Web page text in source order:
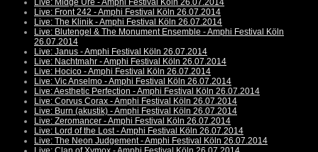
Live: Midge Ure - Amphi Festival Köln 26.07.2014
Live: Front 242 - Amphi Festival Köln 26.07.2014
Live: The Klinik - Amphi Festival Köln 26.07.2014
Live: Blutengel & The Monument Ensemble - Amphi Festival Köln
26.07.2014
Live: Janus - Amphi Festival Köln 26.07.2014
Live: Nachtmahr - Amphi Festival Köln 26.07.2014
Live: Hocico - Amphi Festival Köln 26.07.2014
Live: Vic Anselmo - Amphi Festival Köln 26.07.2014
Live: Aesthetic Perfection - Amphi Festival Köln 26.07.2014
Live: Corvus Corax - Amphi Festival Köln 26.07.2014
Live: Burn (akustik) - Amphi Festival Köln 26.07.2014
Live: Zeromancer - Amphi Festival Köln 26.07.2014
Live: Lord of the Lost - Amphi Festival Köln 26.07.2014
Live: The Neon Judgement - Amphi Festival Köln 26.07.2014